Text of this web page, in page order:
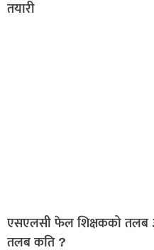
तयारी
एसएलसी फेल शिक्षकको तलब
तलब कति ?